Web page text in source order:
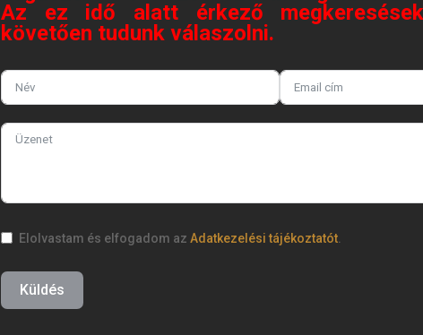
Az ez idő alatt érkező
követően tudunk válaszolni.
Elolvastam és elfogadom azAdatkezelési tájékoztatót.
Küldés